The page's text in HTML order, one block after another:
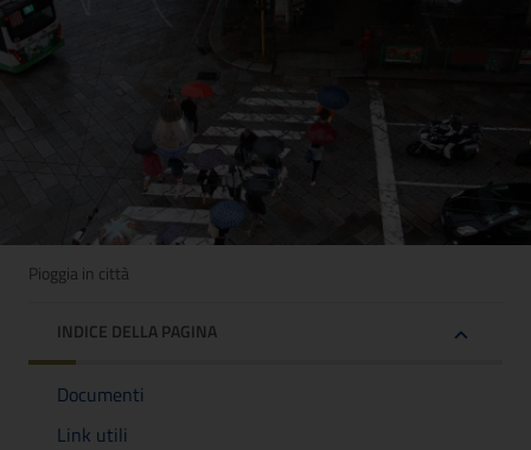
Pioggia in città
INDICE DELLA PAGINA
Documenti
Link utili